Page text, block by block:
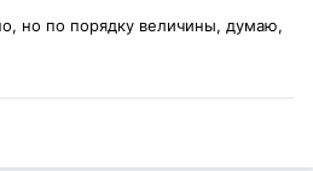
но по порядку величины, думаю,